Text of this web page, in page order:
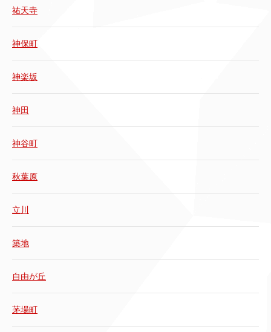
祐天寺
神保町
神楽坂
神田
神谷町
秋葉原
立川
築地
自由が丘
茅場町